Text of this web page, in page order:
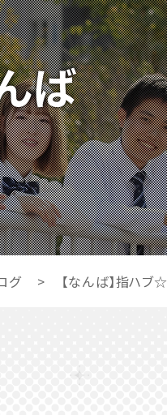
ば
グ > 【なんば】指ハブ☆